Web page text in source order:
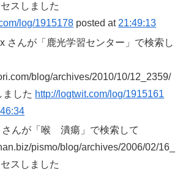
スしました
log/1915178 posted at 21:49:13
さんが「鹿光学習センター」で検索し
blog/archives/2010/10/12_2359/
ました http://logtwit.com/log/1915161
さんが「喉 潰瘍」で検索して
pismo/blog/archives/2006/02/16_
スしました